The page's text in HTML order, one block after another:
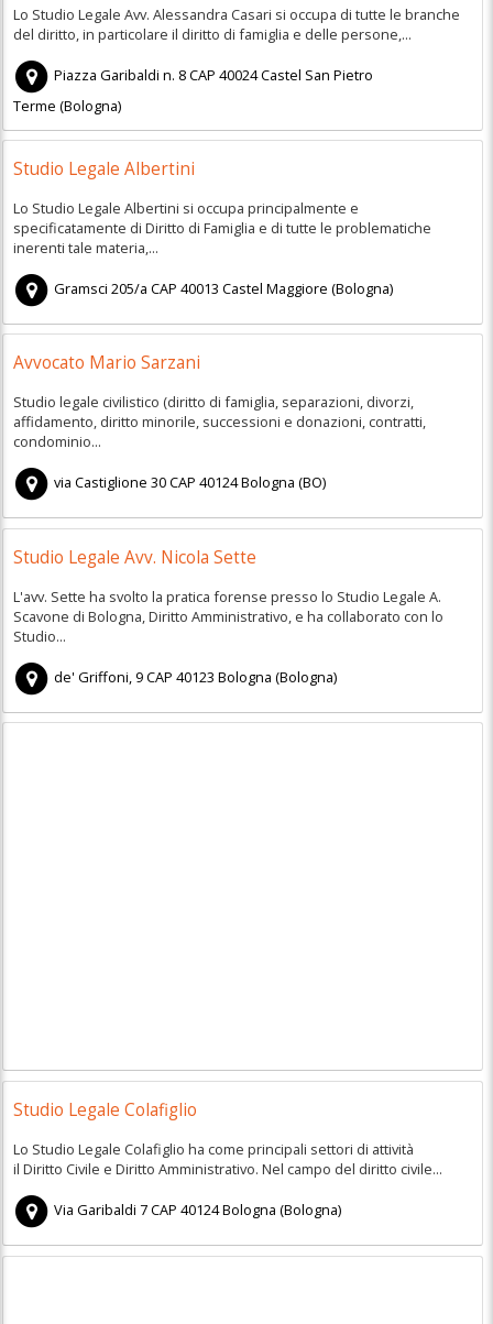
Lo Studio Legale Avv. Alessandra Casari si occupa di tutte le branche
del diritto, in particolare il diritto di famiglia e delle persone,...
Piazza Garibaldi n. 8CAP40024Castel San Pietro
Terme (Bologna)
Studio Legale Albertini
Lo Studio Legale Albertini si occupa principalmente e
specificatamente di Diritto di Famiglia e di tutte le problematiche
inerenti tale materia,...
Gramsci 205/a CAP40013 Castel Maggiore (Bologna)
Avvocato Mario Sarzani
Studio legale civilistico (diritto di famiglia, separazioni, divorzi,
affidamento, diritto minorile, successioni e donazioni, contratti,
condominio...
via Castiglione 30CAP40124Bologna (BO)
Studio Legale Avv. Nicola Sette
L'avv. Sette ha svolto la pratica forense presso lo Studio Legale A.
Scavone di Bologna, Diritto Amministrativo, e ha collaborato con lo
Studio...
de' Griffoni, 9CAP40123 Bologna (Bologna)
Studio Legale Colafiglio
Lo Studio Legale Colafiglio ha come principali settori di attività
il Diritto Civile e Diritto Amministrativo. Nel campo del diritto civile...
Via Garibaldi 7CAP40124Bologna (Bologna)